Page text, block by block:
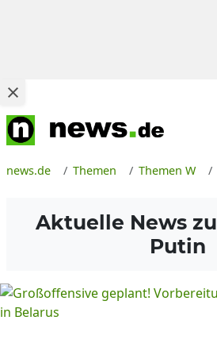
news.de Themen Themen W
Aktuelle News zu
Putin